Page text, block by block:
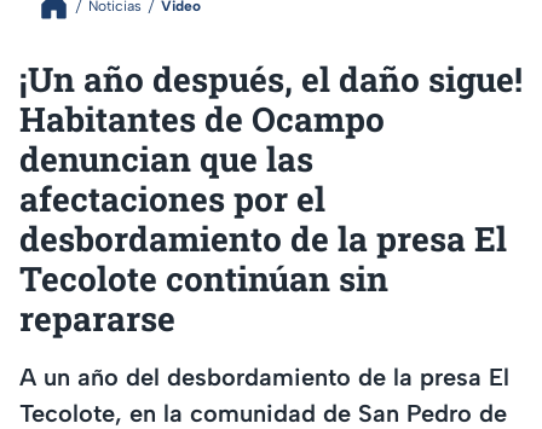
Noticias Video
¡Un año después, el daño sigue!
Habitantes de Ocampo
denuncian que las
afectaciones por el
desbordamiento de la presa El
Tecolote continúan sin
repararse
A un año del desbordamiento de la presa El
Tecolote, en la comunidad de San Pedro de